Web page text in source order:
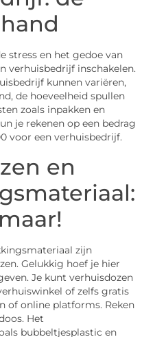
stress en het gedoe van
verhuisbedrijf inschakelen.
kunnen variëren,
de hoeveelheid spullen
zoals inpakken en
je rekenen op een bedrag
voor een verhuisbedrijf.
en
zijn
Gelukkig hoef je hier
Je kunt verhuisdozen
of zelfs gratis
of online platforms. Reken
Het
bubbeltjesplastic en